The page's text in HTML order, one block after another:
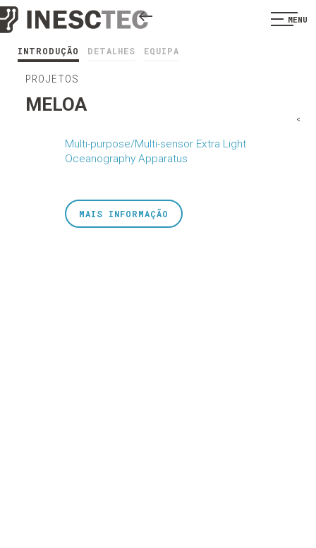
MENU
INTRODUÇÃO DETALHES EQUIPA
PROJETOS
MELOA
Multi-purpose/Multi-sensor Extra Light
Oceanography Apparatus
<
MAIS INFORMAÇÃO